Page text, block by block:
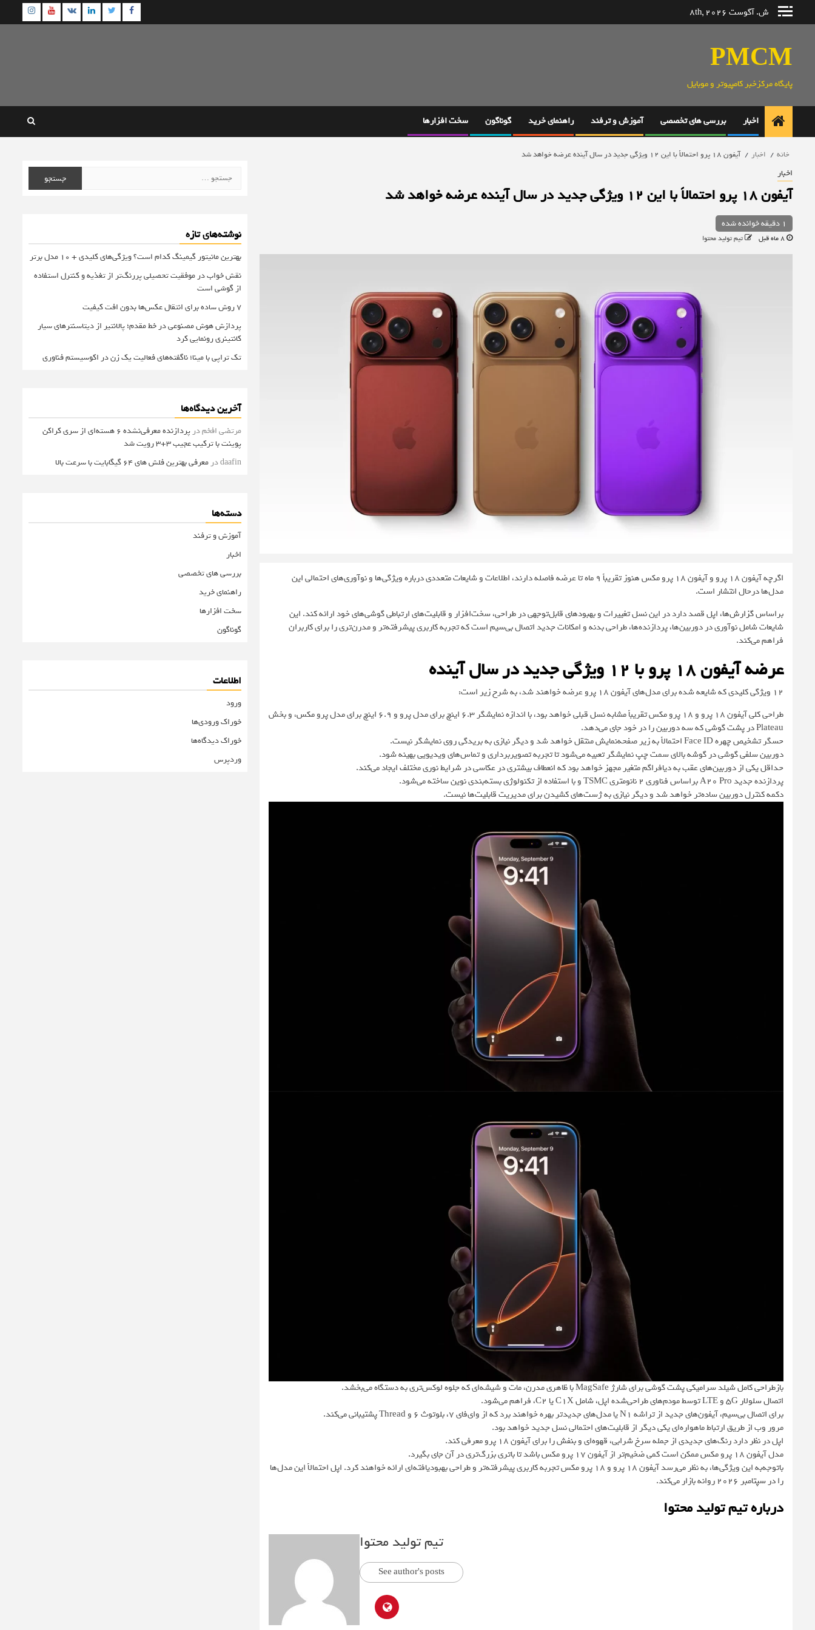
ش. آگوست 8th, 2026 Facebook
Twitter
Linkedin
VK
PMCM
پایگاه مرکزخبر کامپیوتر و موبایل
اخبار بررسی های تخصصی آموزش و ترفند راهنمای خرید گوناگون سخت افزارها
خانه اخبار آیفون 18 پرو احتمالاً با این 12 ویژگی جدید در سال آینده عرضه خواهد شد
اخبار
آیفون 18 پرو احتمالاً با این 12 ویژگی جدید در سال آینده عرضه خواهد شد
1 دقیقه خوانده شده
تیم تولید محتوا
اگرچه آیفون 18 پرو و آیفون 18 پرو مکس هنوز تقریباً 9 ماه تا عرضه فاصله دارند، اطلاعات و شایعات متعددی درباره‌ ویژگی‌ها و نوآوری‌های احتمالی این
مدل‌ها درحال انتشار است.
براساسگزارش‌ها، اپل قصد دارد در این نسل تغییرات و بهبودهای قابل‌توجهی در طراحی، سخت‌افزار و قابلیت‌های ارتباطی گوشی‌های خود ارائه کند. این
شایعات شامل نوآوری در دوربین‌ها، پردازنده‌ها، طراحی بدنه و امکانات جدید اتصال بی‌سیم است که تجربه‌ کاربری پیشرفته‌تر و مدرن‌تری را برای کاربران
فراهم می‌کند.
عرضه‌ آیفون 18 پرو با 12 ویژگی جدید در سال آینده
12 ویژگی کلیدی که شایعه شده برای مدل‌های آیفون 18 پرو عرضه خواهند شد، به شرح زیر است:
طراحی کلی آیفون 18 پرو و 18 پرو مکس تقریباً مشابه نسل قبلی خواهد بود، با اندازه‌ نمایشگر 6.3 اینچ برای مدل پرو و 6.9 اینچ برای مدل پرو مکس، و بخش
Plateau در پشت گوشی که سه دوربین را در خود جای می‌دهد.
حسگر تشخیص چهره Face ID احتمالاً به زیر صفحه‌نمایش منتقل خواهد شد و دیگر نیازی به بریدگی روی نمایشگر نیست.
دوربین سلفی گوشی در گوشه‌ بالای سمت چپ نمایشگر تعبیه می‌شود تا تجربه‌ تصویربرداری و تماس‌های ویدیویی بهینه شود.
حداقل یکی از دوربین‌های عقب به دیافراگم متغیر مجهز خواهد بود که انعطاف بیشتری در عکاسی در شرایط نوری مختلف ایجاد می‌کند.
پردازنده‌ جدید A20 Pro براساس فناوری 2 نانومتری TSMC و با استفاده از تکنولوژی بسته‌بندی نوین ساخته می‌شود.
دکمه‌ کنترل دوربین ساده‌تر خواهد شد و دیگر نیازی به ژست‌های کشیدن برای مدیریت قابلیت‌ها نیست.
بازطراحی کامل شیلد سرامیکی پشت گوشی برای شارژ MagSafe با ظاهری مدرن، مات و شیشه‌ای که جلوه‌ لوکس‌تری به دستگاه می‌بخشد.
اتصال سلولار 5G و LTE توسط مودم‌های طراحی‌شده‌ اپل، شامل C1X یا C2، فراهم می‌شود.
برای اتصال بی‌سیم، آیفون‌های جدید از تراشه‌ N1 یا مدل‌های جدیدتر بهره خواهند برد که از وای‌فای 7، بلوتوث 6 و Thread پشتیبانی می‌کند.
مرور وب از طریق ارتباط ماهواره‌ای یکی دیگر از قابلیت‌های احتمالی نسل جدید خواهد بود.
اپل در نظر دارد رنگ‌های جدیدی از جمله سرخ شرابی، قهوه‌ای و بنفش را برای آیفون 18 پرو معرفی کند.
مدل آیفون 18 پرو مکس ممکن است کمی ضخیم‌تر از آیفون 17 پرو مکس باشد تا باتری بزرگ‌تری در آن جای بگیرد.
باتوجه‌به این ویژگی‌ها، به نظر می‌رسد آیفون 18 پرو و 18 پرو مکس تجربه‌ کاربری پیشرفته‌تر و طراحی بهبود‌یافته‌ای ارائه خواهند کرد. اپل احتمالاً این مدل‌ها
را در سپتامبر 2026 روانه‌ بازار می‌کند.
درباره تیم تولید محتوا
تیم تولید محتوا
See author's posts
برای:
نوشته‌های تازه
بهترین مانیتور گیمینگ کدام است؟ ویژگی‌های کلیدی + 10 مدل برتر
نقش خواب در موفقیت تحصیلی پررنگ‌تر از تغذیه و کنترل استفاده
از گوشی است
۷ روش ساده برای انتقال عکس‌ها بدون افت کیفیت
پردازش هوش مصنوعی در خط مقدم؛ پالانتیر از دیتاسنترهای سیار
کانتینری رونمایی کرد
تک تراپی با مینا؛ ناگفته‌های فعالیت یک زن در اکوسیستم فناوری
آخرین دیدگاه‌ها
مرتضی افخمدر
پردازنده معرفی‌نشده 6 هسته‌ای از سری کراکن
پوینت با ترکیب عجیب 3+3 رویت شد
daafinدر معرفی بهترین فلش های 64 گیگابایت با سرعت بالا
دسته‌ها
آموزش و ترفند
اخبار
بررسی های تخصصی
راهنمای خرید
سخت افزارها
گوناگون
اطلاعات
ورود
خوراک ورودی‌ها
خوراک دیدگاه‌ها
وردپرس